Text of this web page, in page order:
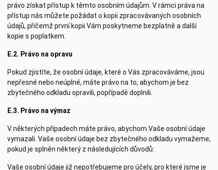
právo získat přístup k těmto osobním údajům. V rámci práva na
přístup nás můžete požádat o kopii zpracovávaných osobních
údajů, přičemž první kopii Vám poskytneme bezplatně a další
kopie s poplatkem.
E.2. Právo na opravu
Pokud zjistíte, že osobní údaje, které o Vás zpracováváme, jsou
nepřesné nebo neúplné, máte právo na to, abychom je bez
zbytečného odkladu opravili, popřípadě doplnili.
E.3. Právo na výmaz
V některých případech máte právo, abychom Vaše osobní údaje
vymazali. Vaše osobní údaje bez zbytečného odkladu vymažeme,
pokud je splněn některý z následujících důvodů:
Vaše osobní údaje již nepotřebujeme pro účely, pro které jsme je